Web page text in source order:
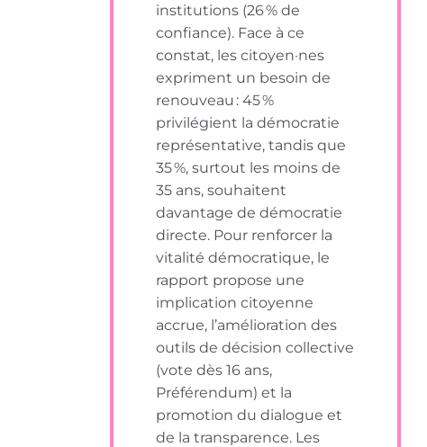
institutions (26 % de
confiance). Face à ce
constat, les citoyen·nes
expriment un besoin de
renouveau : 45 %
privilégient la démocratie
représentative, tandis que
35 %, surtout les moins de
35 ans, souhaitent
davantage de démocratie
directe. Pour renforcer la
vitalité démocratique, le
rapport propose une
implication citoyenne
accrue, l’amélioration des
outils de décision collective
(vote dès 16 ans,
Préférendum) et la
promotion du dialogue et
de la transparence. Les